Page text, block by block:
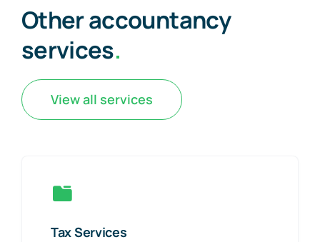
Other accountancy
services.
View all services
Tax Services